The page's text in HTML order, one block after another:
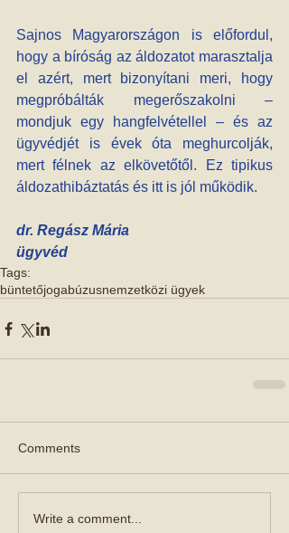
Sajnos Magyarországon is előfordul,
hogy a bíróság az áldozatot marasztalja
el azért, mert bizonyítani meri, hogy
megpróbálták megerőszakolni –
mondjuk egy hangfelvétellel – és az
ügyvédjét is évek óta meghurcolják,
mert félnek az elkövetőtől. Ez tipikus
áldozathibáztatás és itt is jól működik.
dr. Regász Mária
ügyvéd
Tags:
büntetőjogabúzusnemzetközi ügyek
Comments
Write a comment...